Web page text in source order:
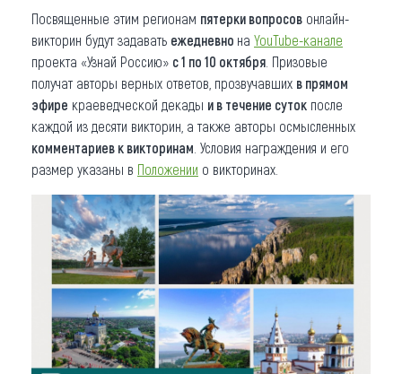
Посвященные этим регионам пятерки вопросов онлайн-
викторин будут задавать ежедневно на YouTube-канале
проекта «Узнай Россию» с 1 по 10 октября . Призовые
получат авторы верных ответов, прозвучавших в прямом
эфире краеведческой декады и в течение суток после
каждой из десяти викторин, а также авторы осмысленных
комментариев к викторинам . Условия награждения и его
размер указаны в Положении о викторинах.